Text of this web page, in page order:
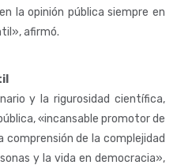
la opinión pública siempre en
afirmó.
y la rigurosidad científica,
«incansable promotor de
comprensión de la complejidad
y la vida en democracia»,